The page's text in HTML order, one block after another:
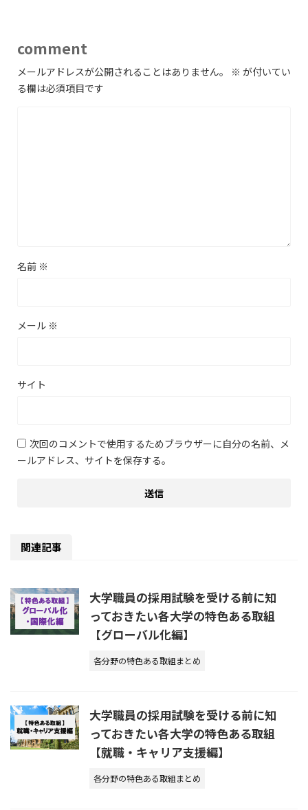
comment
メールアドレスが公開されることはありません。 ※ が付いてい
る欄は必須項目です
名前 ※
メール ※
サイト
次回のコメントで使用するためブラウザーに自分の名前、メ
ールアドレス、サイトを保存する。
関連記事
大学職員の採用試験を受ける前に知
っておきたい各大学の特色ある取組
【グローバル化編】
各分野の特色ある取組まとめ
大学職員の採用試験を受ける前に知
っておきたい各大学の特色ある取組
【就職・キャリア支援編】
各分野の特色ある取組まとめ